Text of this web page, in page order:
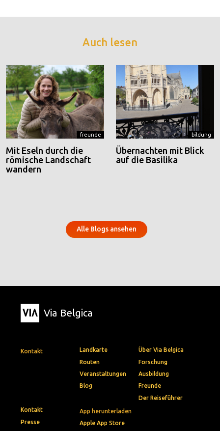
Auch lesen
freunde
Mit Eseln durch die
römische Landschaft
wandern
bildung
Übernachten mit Blick
auf die Basilika
Alle Blogs ansehen
Via Belgica
Kontakt
App herunterladen
Apple App Store
Landkarte
Routen
Veranstaltungen
Blog
Über Via Belgica
Forschung
Ausbildung
Freunde
Der Reiseführer
Kontakt
Presse